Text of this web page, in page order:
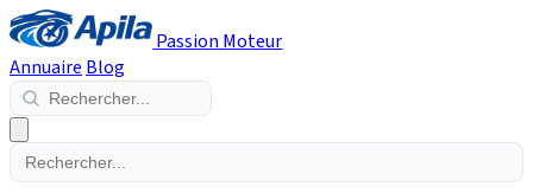
Passion Moteur
Annuaire Blog